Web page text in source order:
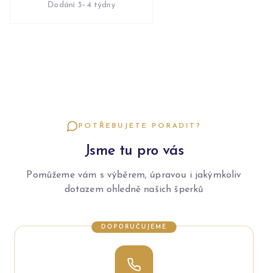
Dodání 3–4 týdny
POTŘEBUJETE PORADIT?
Jsme tu pro vás
Pomůžeme vám s výběrem, úpravou i jakýmkoliv
dotazem ohledně našich šperků
DOPORUČUJEME